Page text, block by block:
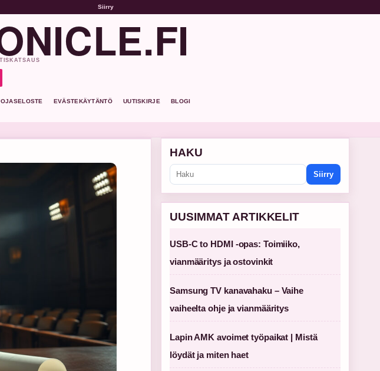
Siirry
EVÄSTEKÄYTÄNTÖ UUTISKIRJE BLOGI
HAKU
Siirry
UUSIMMAT ARTIKKELIT
USB-C to HDMI -opas: Toimiiko,
vianmääritys ja ostovinkit
Samsung TV kanavahaku – Vaihe
vaiheelta ohje ja vianmääritys
Lapin AMK avoimet työpaikat | Mistä
löydät ja miten haet